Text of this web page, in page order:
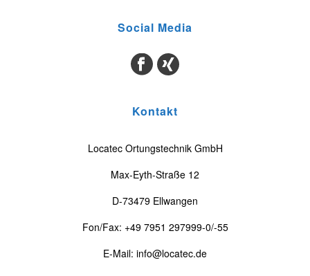
Social Media
Kontakt
Locatec Ortungstechnik GmbH
Max-Eyth-Straße 12
D-73479 Ellwangen
Fon/Fax: +49 7951 297999-0/-55
E-Mail: info@­locatec.de